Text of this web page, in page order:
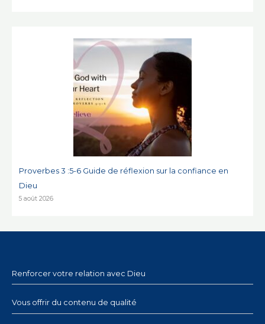
Proverbes 3 :5-6 Guide de réflexion sur la confiance en
Dieu
5 août 2026
Renforcer votre relation avec Dieu
Vous offrir du contenu de qualité